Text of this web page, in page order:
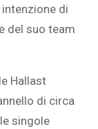
di
del suo team
Hallast
di circa
singole